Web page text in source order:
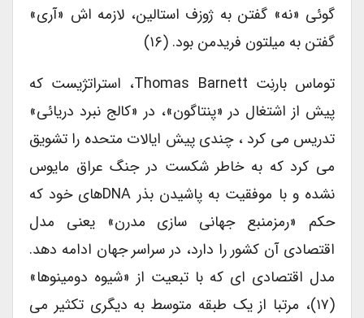
گوئی «نه» گفتن به ژوزف استالین، لازمه اش «آری»
گفتن به میلتون فریدمن بود. (۱۶)
توماس بارنِت Thomas Barnett، استراتژیست که
پیش از اشتغال در «پنتاگون»، در «کالج نبرد دریائی»
تدریس می کرد ، چندی پیش ایالات متحده را تشویق
می کرد که به خاطر شکست در جنگ عراق مایوس
نشده و با موفقیت به پاشیدن بذر DNAهای خود که
حکم «رمزمنبع جهانی سازی مدرن» یعنی مدل
اقتصادی آن کشور را دارد، در سراسر جهان ادامه دهد.
مدل اقتصادی ای که با تبعیت از «شیوه دومینوها»
(۱۷)، مرتبا از یک طبقه متوسط به دیگری تکثیر می